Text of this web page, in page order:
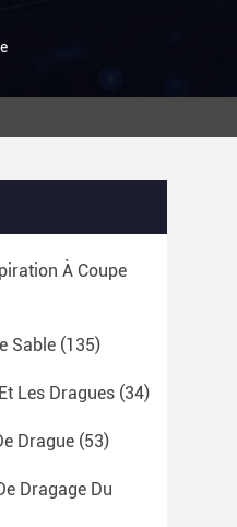
À Coupe
Sable (135)
Les Dragues (34)
Drague (53)
Dragage Du